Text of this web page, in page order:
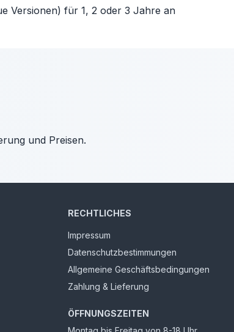
Versionen) für 1, 2 oder 3 Jahre an
und Preisen.
RECHTLICHES
Impressum
Datenschutzbestimmungen
Allgemeine Geschäftsbedingungen
Zahlung & Lieferung
ÖFFNUNGSZEITEN